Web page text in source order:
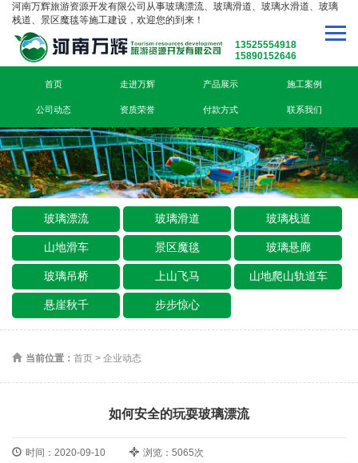
河南万辉旅游资源开发有限公司从事玻璃漂流、玻璃滑道、玻璃水滑道、玻璃
栈道、景区魔毯等施工建设，欢迎您的到来！
13525554918
15890152646
首页 走进万辉 产品展示 施工案例
公司动态 资质荣誉 付款方式 联系我们
玻璃漂流 玻璃滑道 玻璃栈道
山地滑车 景区魔毯 玻璃悬廊
玻璃吊桥 上山飞马 山地爬山轨道车
悬崖秋千 步步惊心
当前位置： 首页 > 企业动态
如何安全的玩耍玻璃漂流
时间：2020-09-10 浏览：5065次